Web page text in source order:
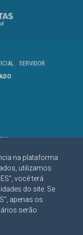
na plataforma
utilizamos
você terá
do site. Se
apenas os
serão
SERVIDOR